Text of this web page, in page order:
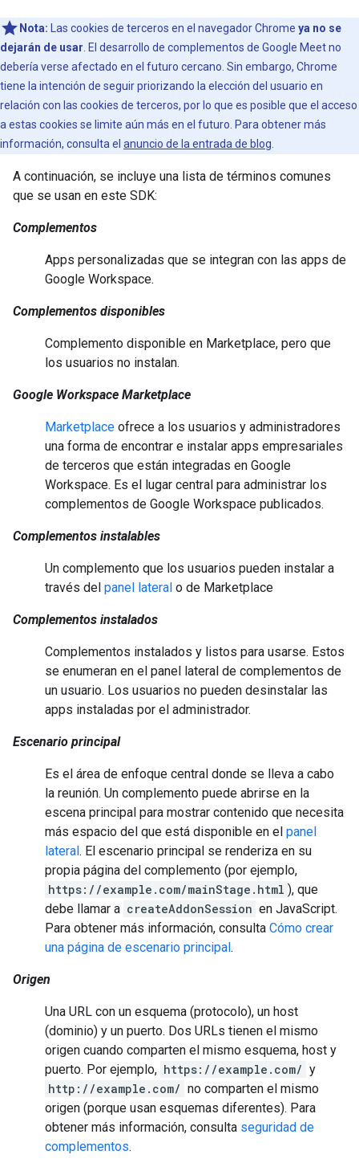
Nota: Las cookies de terceros en el navegador Chrome ya no se
dejarán de usar . El desarrollo de complementos de Google Meet no
debería verse afectado en el futuro cercano. Sin embargo, Chrome
tiene la intención de seguir priorizando la elección del usuario en
relación con las cookies de terceros, por lo que es posible que el acceso
a estas cookies se limite aún más en el futuro. Para obtener más
información, consulta el anuncio de la entrada de blog
A continuación, se incluye una lista de términos comunes
que se usan en este SDK:
Complementos
Apps personalizadas que se integran con las apps de
Google Workspace.
Complementos disponibles
Complemento disponible en Marketplace, pero que
los usuarios no instalan.
Google Workspace Marketplace
Marketplace ofrece a los usuarios y administradores
una forma de encontrar e instalar apps empresariales
de terceros que están integradas en Google
Workspace. Es el lugar central para administrar los
complementos de Google Workspace publicados.
Complementos instalables
Un complemento que los usuarios pueden instalar a
través del panel lateral o de Marketplace
Complementos instalados
Complementos instalados y listos para usarse. Estos
se enumeran en el panel lateral de complementos de
un usuario. Los usuarios no pueden desinstalar las
apps instaladas por el administrador.
Escenario principal
Es el área de enfoque central donde se lleva a cabo
la reunión. Un complemento puede abrirse en la
escena principal para mostrar contenido que necesita
más espacio del que está disponible en el panel
lateral. El escenario principal se renderiza en su
propia página del complemento (por ejemplo,
https://example.com/mainStage.html ), que
debe llamar a createAddonSession en JavaScript.
Para obtener más información, consulta Cómo crear
una página de escenario principal.
Origen
Una URL con un esquema (protocolo), un host
(dominio) y un puerto. Dos URLs tienen el mismo
origen cuando comparten el mismo esquema, host y
puerto. Por ejemplo, https://example.com/ y
http://example.com/ no comparten el mismo
origen (porque usan esquemas diferentes). Para
obtener más información, consulta seguridad de
complementos.